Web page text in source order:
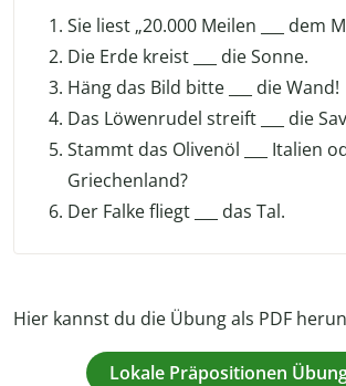
Sie liest „20.000 Meilen ___ dem
Die Erde kreist ___ die Sonne.
Häng das Bild bitte ___ die Wand!
Das Löwenrudel streift ___ die
Stammt das Olivenöl ___ Italien
Griechenland?
Der Falke fliegt ___ das Tal.
Hier kannst du die Übung als PDF
Lokale Präpositionen